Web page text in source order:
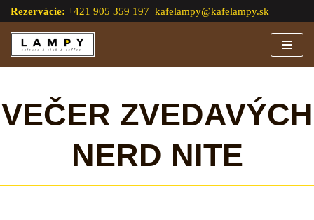
Preskočiť
na
Rezervácie: +421 905 359 197 kafelampy@kafelampy.sk
VEČER ZVEDAVÝCH
NERD NITE